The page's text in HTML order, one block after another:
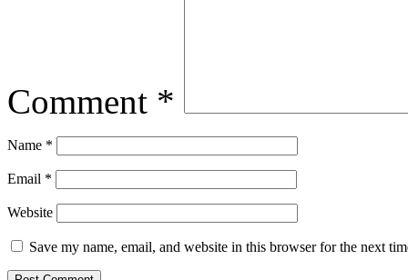
Comment *
Name *
Email *
Website
Save my name, email, and website in this browser for the next